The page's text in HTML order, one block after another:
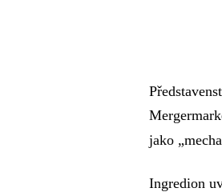
jako
Ingredion